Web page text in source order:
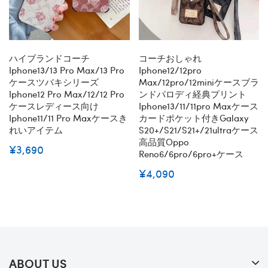
ハイブランドコーチ
Iphone13/13 Pro Max/13 Pro
ケースツバキシリーズ
Iphone12 Pro Max/12/12 Pro
ケースレディース向け
Iphone11/11 Pro Maxケースき
れいアイテム
¥3,690
コーチおしゃれ
Iphone12/12pro
Max/12pro/12miniケースブラ
ンドパロディ経典プリント
Iphone13/11/11pro Maxケース
カードポケット付きGalaxy
S20+/S21/S21+/21ultraケース
高品質oppo
Reno6/6pro/6pro+ケース
¥4,090
ABOUT US